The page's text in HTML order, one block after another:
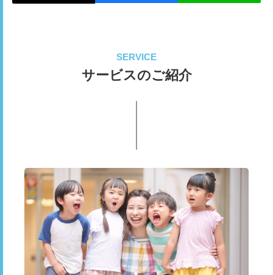
SERVICE
サービスのご紹介